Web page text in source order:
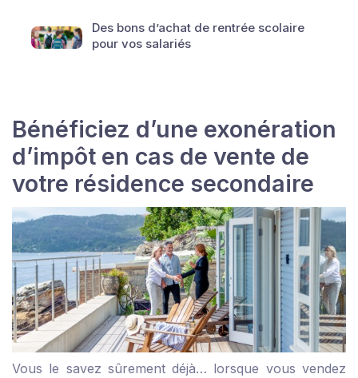
Des bons d’achat de rentrée scolaire
pour vos salariés
Bénéficiez d’une exonération
d’impôt en cas de vente de
votre résidence secondaire
Vous le savez sûrement déjà… lorsque vous vendez